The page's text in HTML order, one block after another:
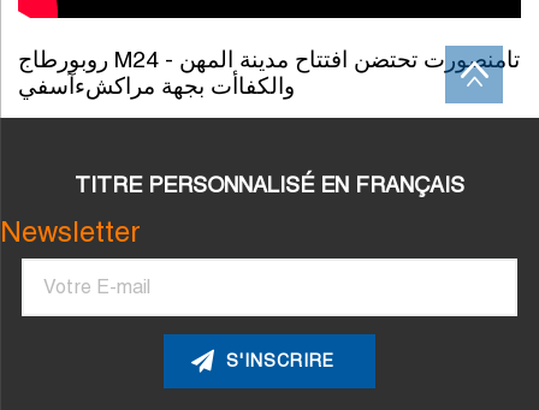
روبورطاج M24 - تامنصورت تحتضن افتتاح مدينة المهن
والكفاأت بجهة مراكشءآسفي
TITRE PERSONNALISÉ EN FRANÇAIS
Newsletter
Courriel